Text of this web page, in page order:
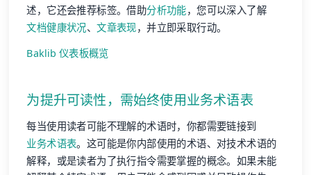
述，它还会推荐标签。借助分析功能，您可以深入了解
文档健康状况、文章表现，并立即采取行动。
Baklib 仪表板概览
为提升可读性，需始终使用业务术语表
每当使用读者可能不理解的术语时，你都需要链接到
业务术语表。这可能是你内部使用的术语、对技术术语的
解释，或是读者为了执行指令需要掌握的概念。如果未能